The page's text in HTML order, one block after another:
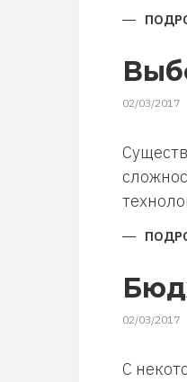
02/03/2017
02/03/2017
С